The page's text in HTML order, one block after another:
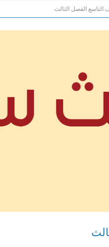
الفصل الثالث